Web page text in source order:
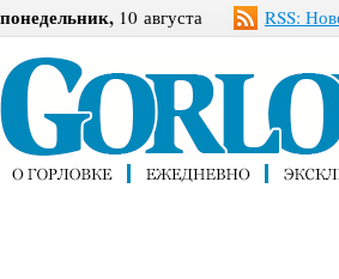
понедельник, 10 августа RSS: